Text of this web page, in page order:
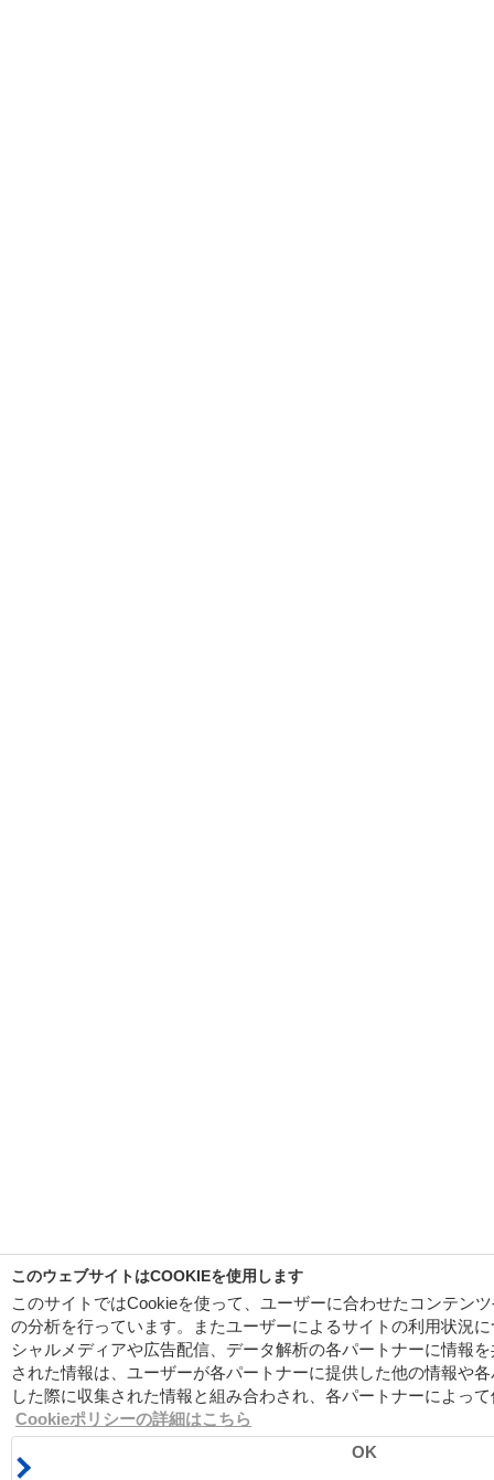
このウェブサイトはCOOKIEを使用します
このサイトではCookieを使って、ユーザーに合わせたコンテン
の分析を行っています。またユーザーによるサイトの利用状況
シャルメディアや広告配信、データ解析の各パートナーに情報
された情報は、ユーザーが各パートナーに提供した他の情報や
した際に収集された情報と組み合わされ、各パートナーによっ
Cookieポリシーの詳細はこちら
OK